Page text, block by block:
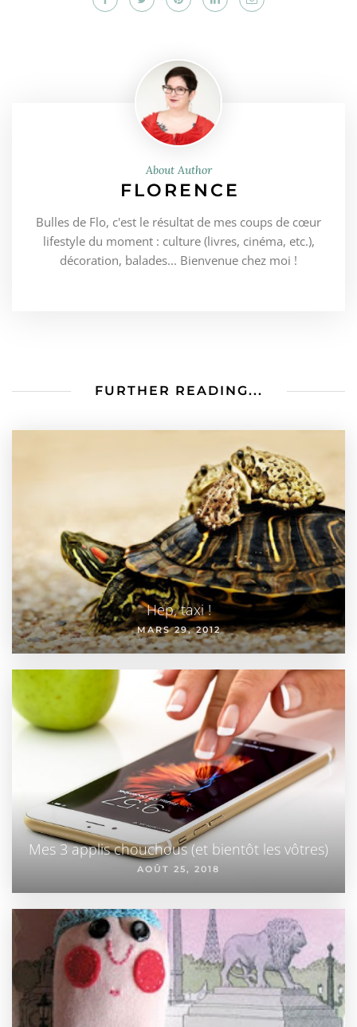
About Author
FLORENCE
Bulles de Flo, c'est le résultat de mes coups de cœur
lifestyle du moment : culture (livres, cinéma, etc.),
décoration, balades... Bienvenue chez moi !
FURTHER READING...
Hep, taxi !
MARS 29, 2012
Mes 3 applis chouchous (et bientôt les vôtres)
AOÛT 25, 2018